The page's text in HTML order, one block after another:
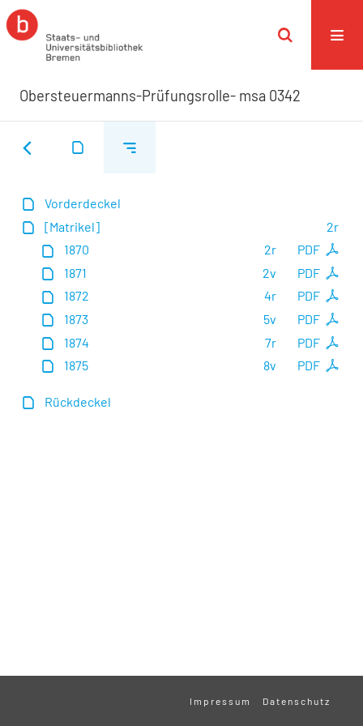
Obersteuermanns-Prüfungsrolle- msa 0342
Vorderdeckel
2r
[Matrikel]
PDF
2r
1870
PDF
2v
1871
PDF
4r
1872
PDF
5v
1873
PDF
7r
1874
PDF
8v
1875
Rückdeckel
Impressum Datenschutz